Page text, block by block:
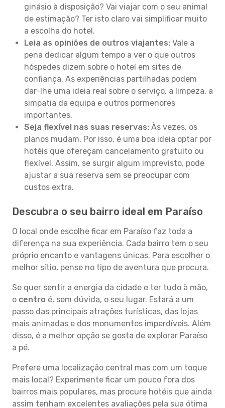
ginásio à disposição? Vai viajar com o seu animal
de estimação? Ter isto claro vai simplificar muito
a escolha do hotel.
Leia as opiniões de outros viajantes: Vale a
pena dedicar algum tempo a ver o que outros
hóspedes dizem sobre o hotel em sites de
confiança. As experiências partilhadas podem
dar-lhe uma ideia real sobre o serviço, a limpeza, a
simpatia da equipa e outros pormenores
importantes.
Seja flexível nas suas reservas: Às vezes, os
planos mudam. Por isso, é uma boa ideia optar por
hotéis que ofereçam cancelamento gratuito ou
flexível. Assim, se surgir algum imprevisto, pode
ajustar a sua reserva sem se preocupar com
custos extra.
Descubra o seu bairro ideal em Paraíso
O local onde escolhe ficar em Paraíso faz toda a
diferença na sua experiência. Cada bairro tem o seu
próprio encanto e vantagens únicas. Para escolher o
melhor sítio, pense no tipo de aventura que procura.
Se quer sentir a energia da cidade e ter tudo à mão,
o centro é, sem dúvida, o seu lugar. Estará a um
passo das principais atrações turísticas, das lojas
mais animadas e dos monumentos imperdíveis. Além
disso, é a melhor opção se gosta de explorar Paraíso
a pé.
Prefere uma localização central mas com um toque
mais local? Experimente ficar um pouco fora dos
bairros mais populares, mas procure hotéis que ainda
assim tenham excelentes avaliações pela sua ótima